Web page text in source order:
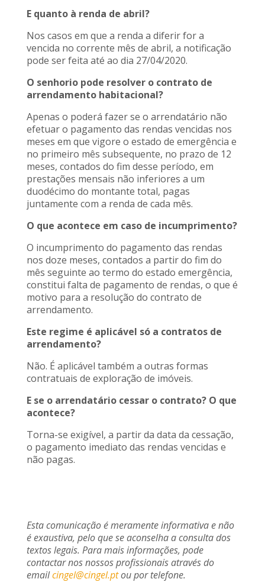
E quanto à renda de abril?
Nos casos em que a renda a diferir for a
vencida no corrente mês de abril, a notificação
pode ser feita até ao dia 27/04/2020.
O senhorio pode resolver o contrato de
arrendamento habitacional?
Apenas o poderá fazer se o arrendatário não
efetuar o pagamento das rendas vencidas nos
meses em que vigore o estado de emergência e
no primeiro mês subsequente, no prazo de 12
meses, contados do fim desse período, em
prestações mensais não inferiores a um
duodécimo do montante total, pagas
juntamente com a renda de cada mês.
O que acontece em caso de incumprimento?
O incumprimento do pagamento das rendas
nos doze meses, contados a partir do fim do
mês seguinte ao termo do estado emergência,
constitui falta de pagamento de rendas, o que é
motivo para a resolução do contrato de
arrendamento.
Este regime é aplicável só a contratos de
arrendamento?
Não. É aplicável também a outras formas
contratuais de exploração de imóveis.
E se o arrendatário cessar o contrato? O que
acontece?
Torna-se exigível, a partir da data da cessação,
o pagamento imediato das rendas vencidas e
não pagas.
Esta comunicação é meramente informativa e não
é exaustiva, pelo que se aconselha a consulta dos
textos legais. Para mais informações, pode
contactar nos nossos profissionais através do
emailcingel@cingel.ptou por telefone.